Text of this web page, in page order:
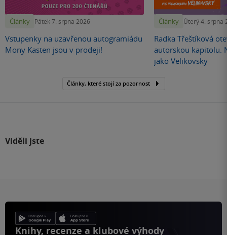
Články Pátek 7. srpna 2026
Vstupenky na uzavřenou autogramiádu
Mony Kasten jsou v prodeji!
Články Úterý 4. srpna
Radka Třeštíková
autorskou kapitolu.
jako Velikovsky
Články, které stojí za pozornost
Viděli jste
Knihy, recenze a klubové výhody